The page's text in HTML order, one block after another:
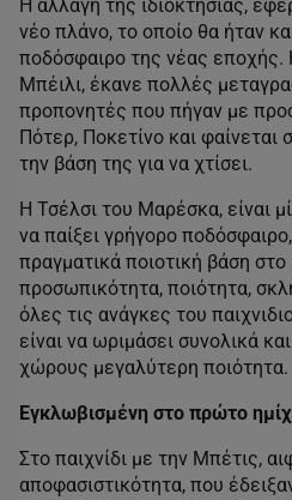
Η αλλαγή της ιδιοκτησίας,
νέο πλάνο, το οποίο θα ήταν
ποδόσφαιρο της νέας εποχής.
Μπέιλι, έκανε πολλές
προπονητές που πήγαν με
Πότερ, Ποκετίνο και
την βάση της για να χτίσει.
Η Τσέλσι του Μαρέσκα, είναι
να παίξει γρήγορο
πραγματικά ποιοτική βάση
προσωπικότητα, ποιότητα,
όλες τις ανάγκες του
είναι να ωριμάσει συνολικά
χώρους μεγαλύτερη ποιότητα.
Εγκλωβισμένη στο πρώτο
Στο παιχνίδι με την Μπέτις,
αποφασιστικότητα, που